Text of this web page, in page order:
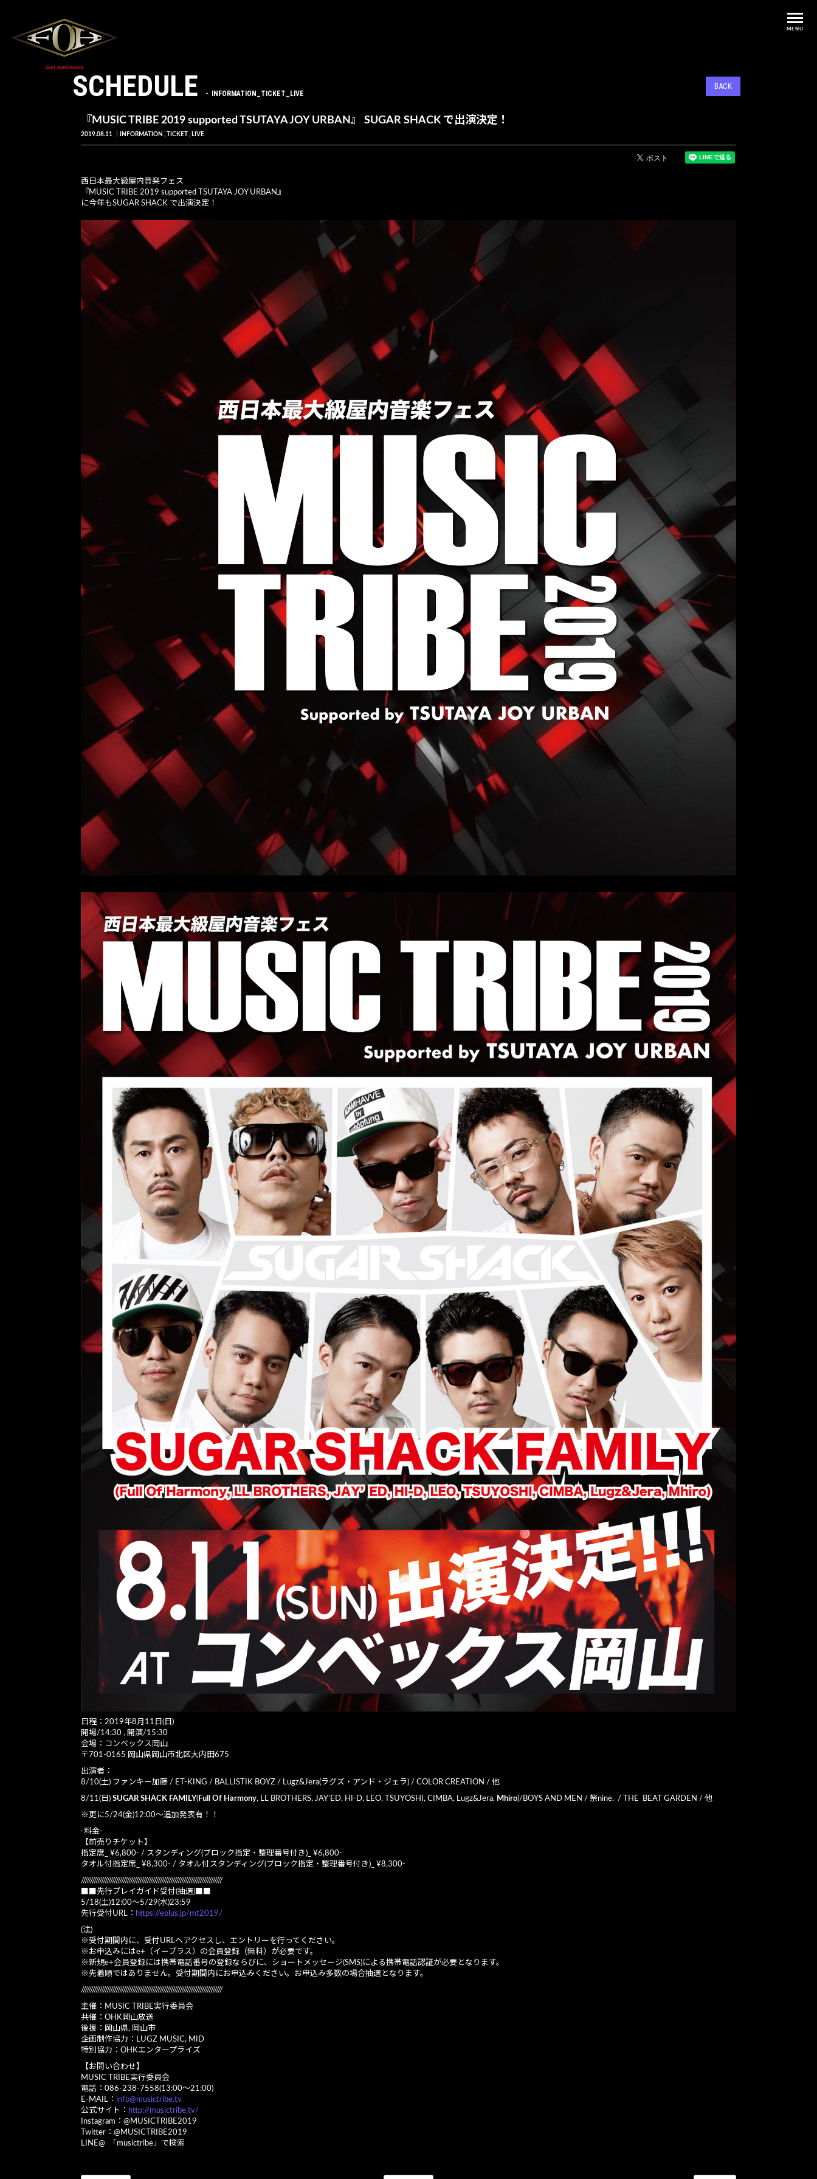
MENU
SCHEDULE INFORMATION_TICKET_LIVE
BACK
『MUSIC TRIBE 2019 supported TSUTAYA JOY URBAN』 SUGAR SHACK で出演決定！
2019.08.11 INFORMATION TICKET LIVE
西日本最大級屋内音楽フェス
『MUSIC TRIBE 2019 supported TSUTAYA JOY URBAN』
に今年もSUGAR SHACK で出演決定！
日程：2019年8月11日(日)
開場/14:30 , 開演/15:30
会場：コンベックス岡山
〒701-0165 岡山県岡山市北区大内田675
出演者：
8/10(土) ファンキー加藤 / ET-KING / BALLISTIK BOYZ / Lugz&Jera(ラグズ・アンド・ジェラ) / COLOR CREATION / 他
8/11(日) SUGAR SHACK FAMILY(Full Of Harmony, LL BROTHERS, JAY’ED, HI-D, LEO, TSUYOSHI, CIMBA, Lugz&Jera, Mhiro)/BOYS AND MEN / 祭nine. / THE BEAT GARDEN / 他
※更に5/24(金)12:00～追加発表有！！
-料金-
【前売りチケット】
指定席_ ¥6,800- / スタンディング(ブロック指定・整理番号付き)_ ¥6,800-
タオル付指定席_ ¥8,300- / タオル付スタンディング(ブロック指定・整理番号付き)_ ¥8,300-
/////////////////////////////////////////////////////////////////////////////
■■先行プレイガイド受付(抽選)■■
5/18(土)12:00～5/29(水)23:59
先行受付URL： https://eplus.jp/mt2019/
(注)
※受付期間内に、受付URLへアクセスし、エントリーを行ってください。
※お申込みにはe+（イープラス）の会員登録（無料）が必要です。
※新規e+会員登録には携帯電話番号の登録ならびに、ショートメッセージ(SMS)による携帯電話認証が必要となります。
※先着順ではありません。受付期間内にお申込みください。お申込み多数の場合抽選となります。
/////////////////////////////////////////////////////////////////////////////
主催：MUSIC TRIBE実行委員会
共催：OHK岡山放送
後援：岡山県, 岡山市
企画制作協力：LUGZ MUSIC, MID
特別協力：OHKエンタープライズ
【お問い合わせ】
MUSIC TRIBE実行委員会
電話：086-238-7558(13:00～21:00)
E-MAIL： info@musictribe.tv
公式サイト： http://musictribe.tv/
Instagram：@MUSICTRIBE2019
Twitter：@MUSICTRIBE2019
LINE@ 「musictribe」で検索